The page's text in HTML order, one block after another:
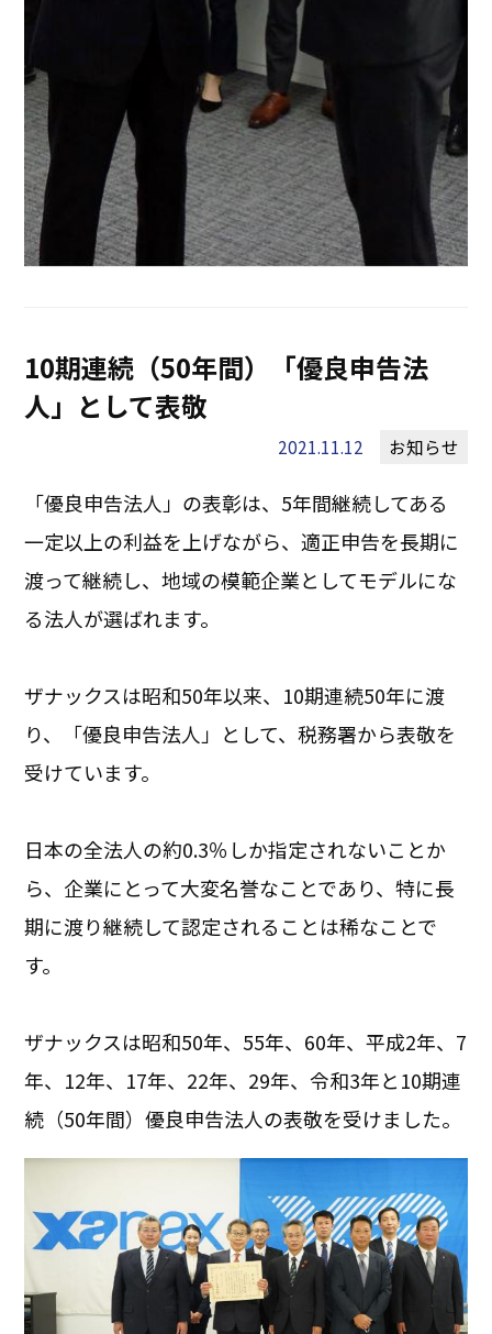
10期連続（50年間）「優良申告法
人」として表敬
2021.11.12 お知らせ
「優良申告法人」の表彰は、5年間継続してある
一定以上の利益を上げながら、適正申告を長期に
渡って継続し、地域の模範企業としてモデルにな
る法人が選ばれます。
ザナックスは昭和50年以来、10期連続50年に渡
り、「優良申告法人」として、税務署から表敬を
受けています。
日本の全法人の約0.3％しか指定されないことか
ら、企業にとって大変名誉なことであり、特に長
期に渡り継続して認定されることは稀なことで
す。
ザナックスは昭和50年、55年、60年、平成2年、7
年、12年、17年、22年、29年、令和3年と10期連
続（50年間）優良申告法人の表敬を受けました。